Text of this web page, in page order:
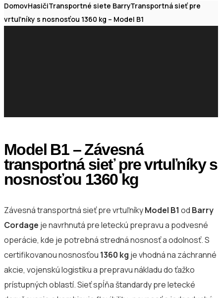
DomovHasičiTransportné siete BarryTransportná sieť pre
vrtuľníky s nosnosťou 1360 kg – Model B1
Model B1 – Závesná
transportná sieť pre vrtuľníky s
nosnosťou 1360 kg
Závesná transportná sieť pre vrtuľníkyModel B1 od Barry
Cordage je navrhnutá pre leteckú prepravu a podvesné
operácie, kde je potrebná stredná nosnosť a odolnosť. S
certifikovanou nosnosťou 1360 kg je vhodná na záchranné
akcie, vojenskú logistiku a prepravu nákladu do ťažko
prístupných oblastí. Sieť spĺňa štandardy pre letecké